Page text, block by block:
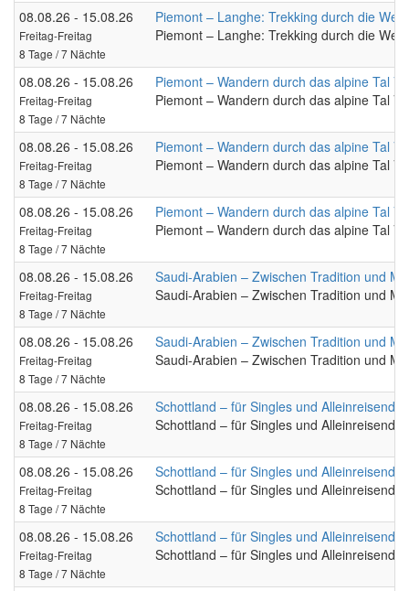
08.08.26 - 15.08.26
Freitag-Freitag
8 Tage / 7 Nächte
Piemont – Langhe: Trekking durch die
Piemont – Langhe: Trekking durch die
08.08.26 - 15.08.26
Freitag-Freitag
8 Tage / 7 Nächte
Piemont – Wandern durch das alpine Tal
Piemont – Wandern durch das alpine Tal
08.08.26 - 15.08.26
Freitag-Freitag
8 Tage / 7 Nächte
Piemont – Wandern durch das alpine Tal
Piemont – Wandern durch das alpine Tal
08.08.26 - 15.08.26
Freitag-Freitag
8 Tage / 7 Nächte
Piemont – Wandern durch das alpine Tal
Piemont – Wandern durch das alpine Tal
08.08.26 - 15.08.26
Freitag-Freitag
8 Tage / 7 Nächte
Saudi-Arabien – Zwischen Tradition und
Saudi-Arabien – Zwischen Tradition und
08.08.26 - 15.08.26
Freitag-Freitag
8 Tage / 7 Nächte
Saudi-Arabien – Zwischen Tradition und
Saudi-Arabien – Zwischen Tradition und
08.08.26 - 15.08.26
Freitag-Freitag
8 Tage / 7 Nächte
Schottland – für Singles und Alleinreisende
Schottland – für Singles und Alleinreisende
08.08.26 - 15.08.26
Freitag-Freitag
8 Tage / 7 Nächte
Schottland – für Singles und Alleinreisende
Schottland – für Singles und Alleinreisende
08.08.26 - 15.08.26
Freitag-Freitag
8 Tage / 7 Nächte
Schottland – für Singles und Alleinreisende
Schottland – für Singles und Alleinreisende